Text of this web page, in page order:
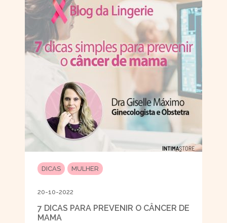
DICAS MULHER
20-10-2022
7 DICAS PARA PREVENIR O CÂNCER DE
MAMA